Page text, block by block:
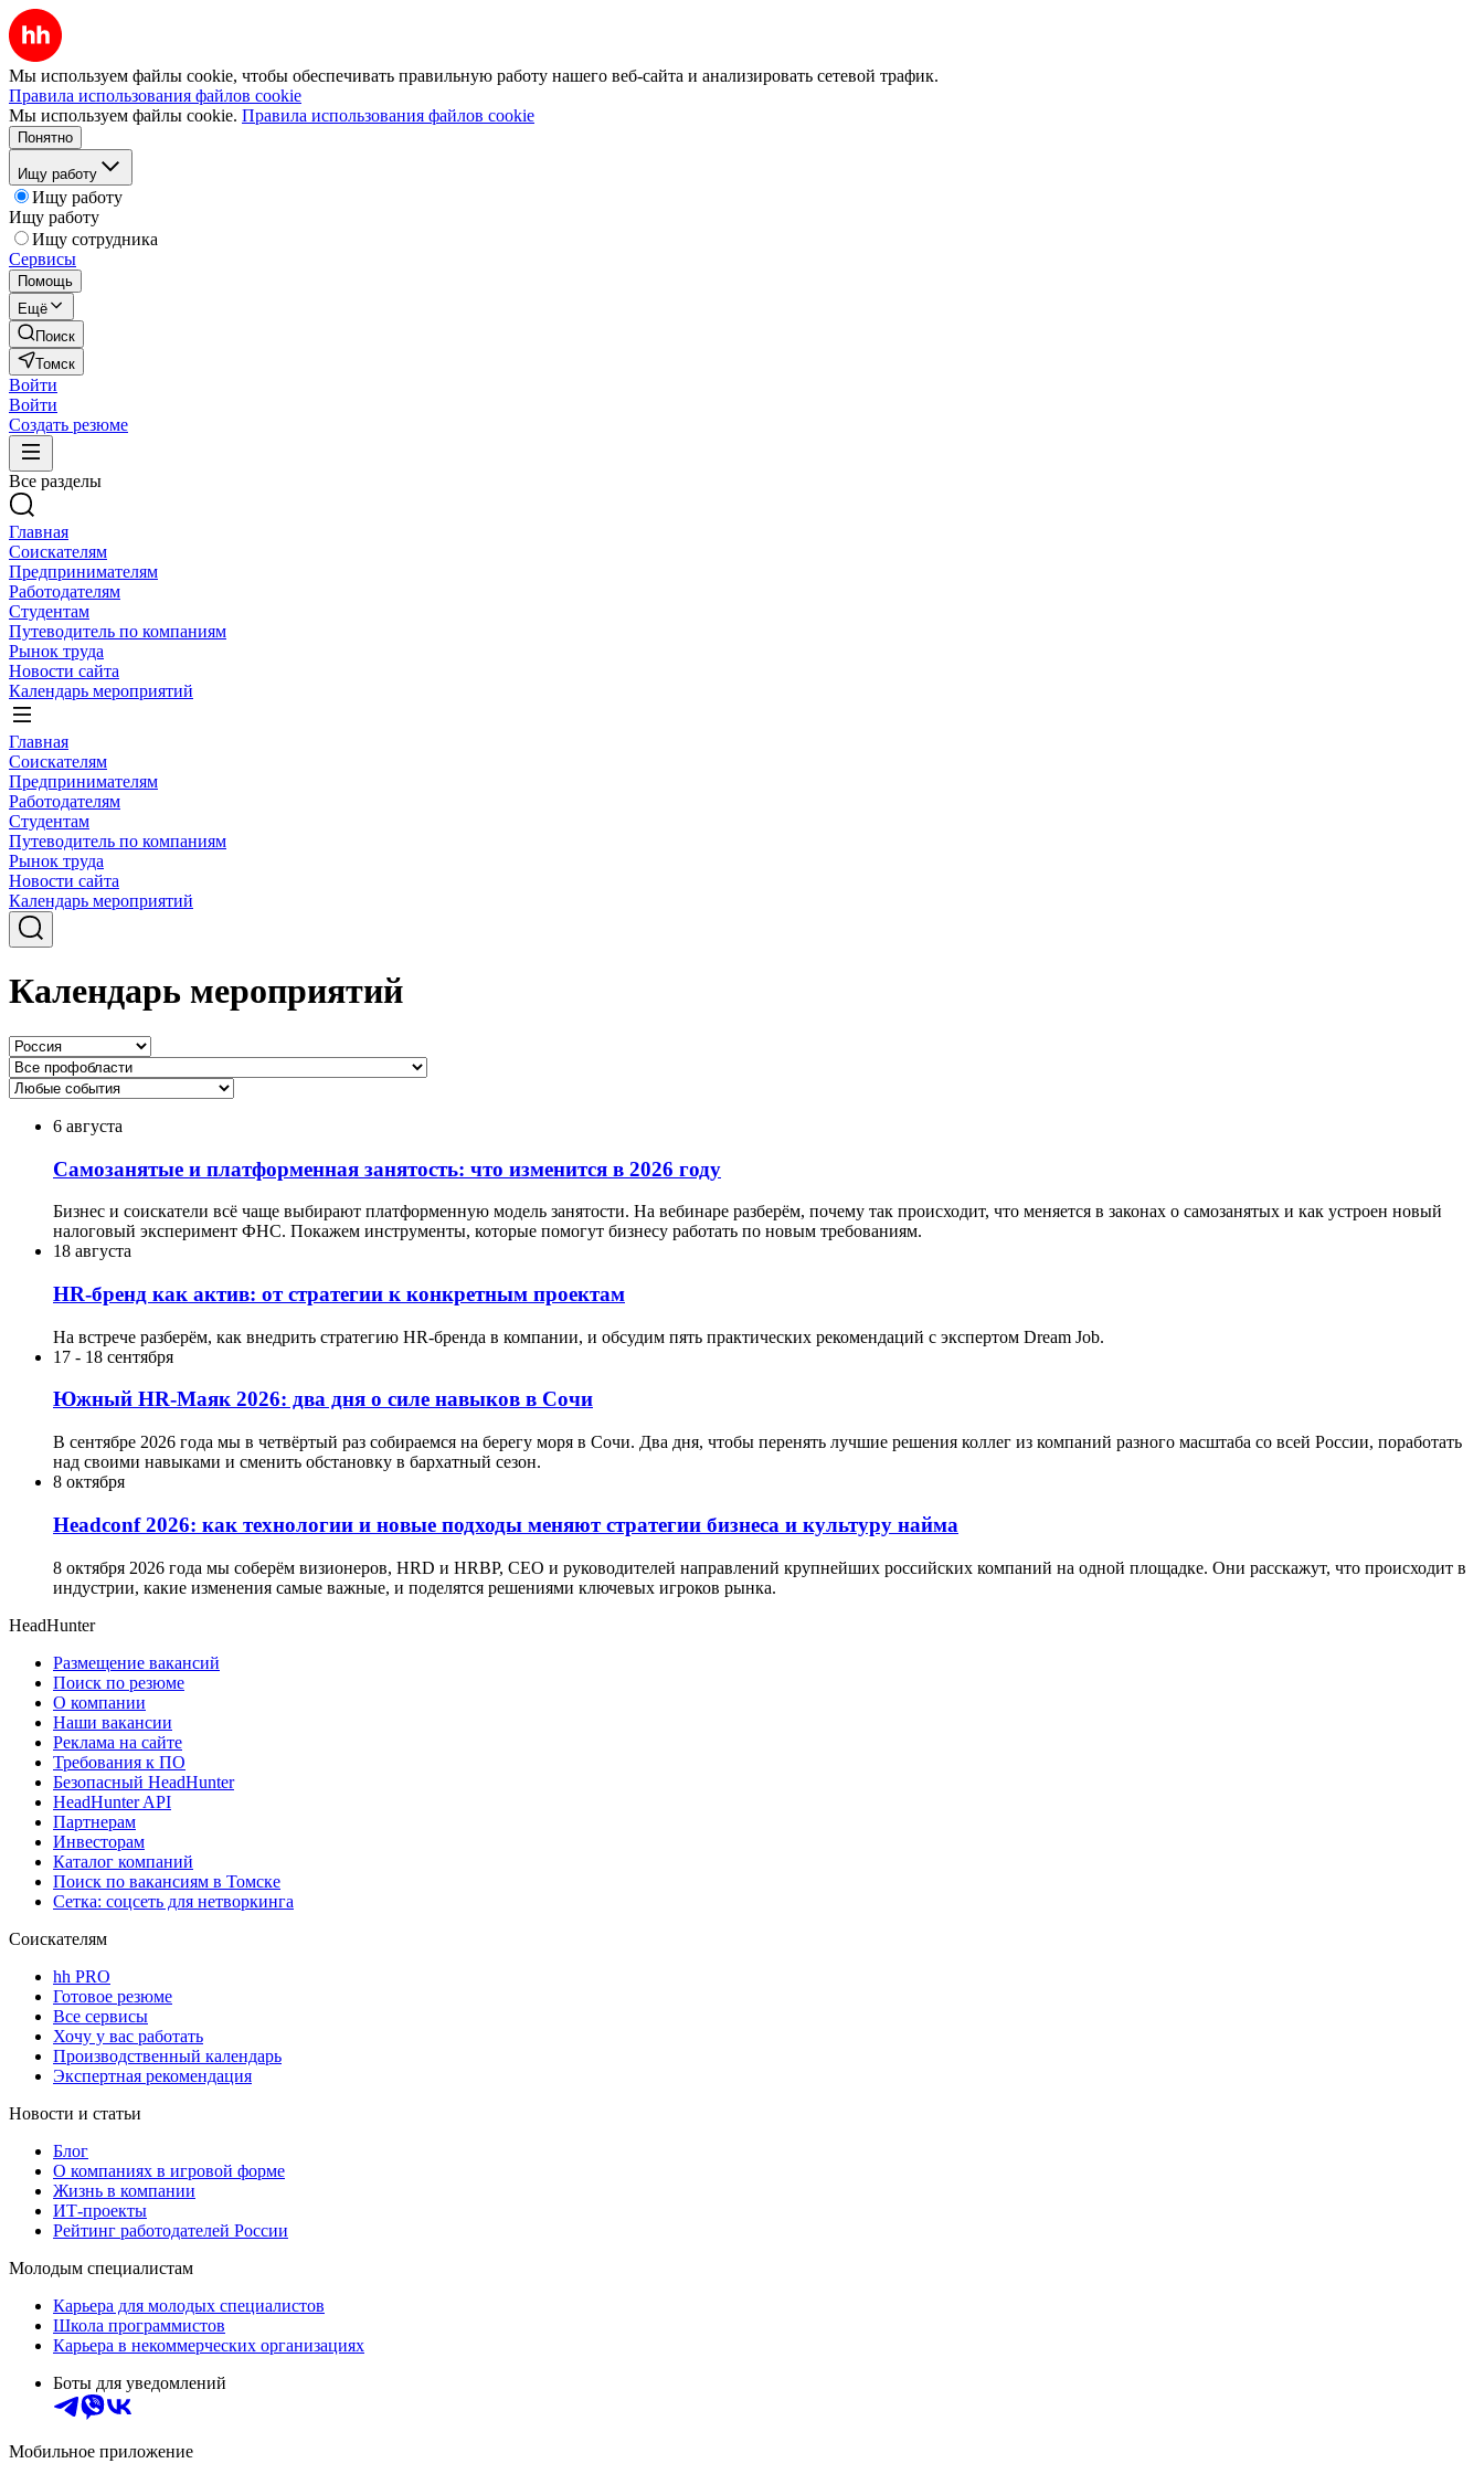
Мы используем файлы cookie, чтобы обеспечивать правильную работу нашего веб-сайта и анализировать сетевой трафик.
Правила использования файлов cookie
Мы используем файлы cookie. Правила использования файлов cookie
Понятно
Ищу работу
Ищу работу
Ищу работу
Ищу сотрудника
Сервисы
Помощь
Ещё
Поиск
Томск
Войти
Войти
Создать резюме
Все разделы
Главная
Соискателям
Предпринимателям
Работодателям
Студентам
Путеводитель по компаниям
Рынок труда
Новости сайта
Календарь мероприятий
Главная
Соискателям
Предпринимателям
Работодателям
Студентам
Путеводитель по компаниям
Рынок труда
Новости сайта
Календарь мероприятий
Календарь мероприятий
6 августа
Самозанятые и платформенная занятость: что изменится в 2026 году
Бизнес и соискатели всё чаще выбирают платформенную модель занятости. На вебинаре разберём, почему так происходит, что меняется в законах о самозанятых и как устроен новый
налоговый эксперимент ФНС. Покажем инструменты, которые помогут бизнесу работать по новым требованиям.
18 августа
HR-бренд как актив: от стратегии к конкретным проектам
На встрече разберём, как внедрить стратегию HR-бренда в компании, и обсудим пять практических рекомендаций с экспертом Dream Job.
17 - 18 сентября
Южный HR-Маяк 2026: два дня о силе навыков в Сочи
В сентябре 2026 года мы в четвёртый раз собираемся на берегу моря в Сочи. Два дня, чтобы перенять лучшие решения коллег из компаний разного масштаба со всей России, поработать
над своими навыками и сменить обстановку в бархатный сезон.
8 октября
Headсonf 2026: как технологии и новые подходы меняют стратегии бизнеса и культуру найма
8 октября 2026 года мы соберём визионеров, HRD и HRBP, СЕО и руководителей направлений крупнейших российских компаний на одной площадке. Они расскажут, что происходит в
индустрии, какие изменения самые важные, и поделятся решениями ключевых игроков рынка.
HeadHunter
Размещение вакансий
Поиск по резюме
О компании
Наши вакансии
Реклама на сайте
Требования к ПО
Безопасный HeadHunter
HeadHunter API
Партнерам
Инвесторам
Каталог компаний
Поиск по вакансиям в Томске
Сетка: соцсеть для нетворкинга
Соискателям
hh PRO
Готовое резюме
Все сервисы
Хочу у вас работать
Производственный календарь
Экспертная рекомендация
Новости и статьи
Блог
О компаниях в игровой форме
Жизнь в компании
ИТ-проекты
Рейтинг работодателей России
Молодым специалистам
Карьера для молодых специалистов
Школа программистов
Карьера в некоммерческих организациях
Боты для уведомлений
Мобильное приложение